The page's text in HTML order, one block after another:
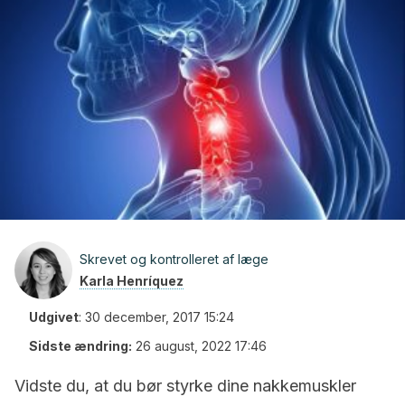
Skrevet og kontrolleret af læge
Karla Henríquez
Udgivet: 30 december, 2017 15:24
Sidste ændring: 26 august, 2022 17:46
Vidste du, at du bør styrke dine nakkemuskler